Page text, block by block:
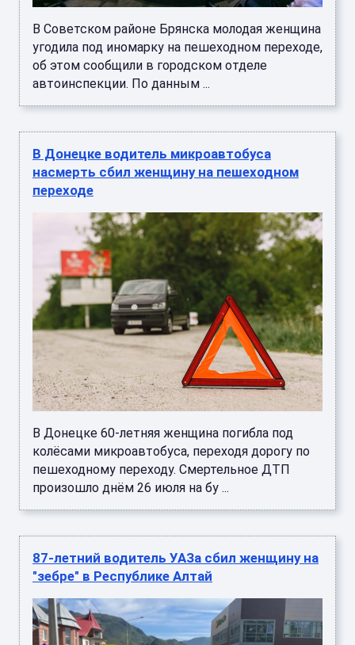
В Советском районе Брянска молодая женщина
угодила под иномарку на пешеходном переходе,
об этом сообщили в городском отделе
автоинспекции. По данным ...
В Донецке водитель микроавтобуса
насмерть сбил женщину на пешеходном
переходе
В Донецке 60-летняя женщина погибла под
колёсами микроавтобуса, переходя дорогу по
пешеходному переходу. Смертельное ДТП
произошло днём 26 июля на бу ...
87-летний водитель УАЗа сбил женщину на
"зебре" в Республике Алтай